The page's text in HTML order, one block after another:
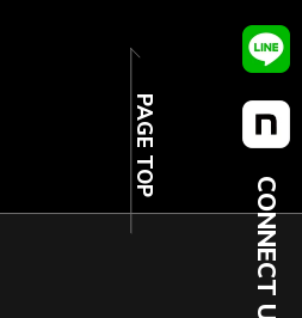
CONNECT US
PAGE TOP